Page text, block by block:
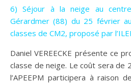
6) Séjour à la neige au
Gérardmer (88) du 25 février
classes de CM2, proposé par
Daniel VEREECKE présente ce
classe de neige. Le coût sera de
l’APEEPM participera à raison